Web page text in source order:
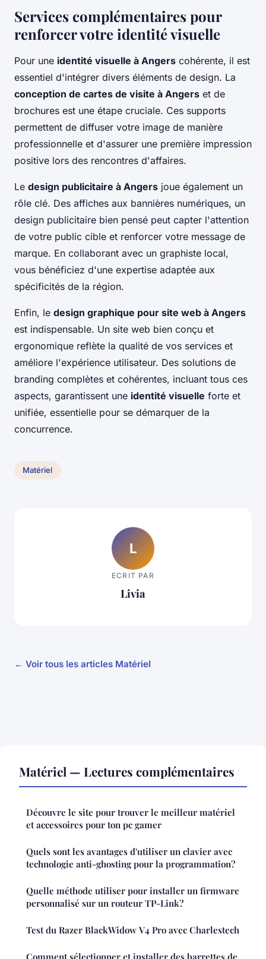
Services complémentaires pour
renforcer votre identité visuelle
Pour une identité visuelle à Angers cohérente, il est
essentiel d'intégrer divers éléments de design. La
conception de cartes de visite à Angers et de
brochures est une étape cruciale. Ces supports
permettent de diffuser votre image de manière
professionnelle et d'assurer une première impression
positive lors des rencontres d'affaires.
Le design publicitaire à Angers joue également un
rôle clé. Des affiches aux bannières numériques, un
design publicitaire bien pensé peut capter l'attention
de votre public cible et renforcer votre message de
marque. En collaborant avec un graphiste local,
vous bénéficiez d'une expertise adaptée aux
spécificités de la région.
Enfin, le design graphique pour site web à Angers
est indispensable. Un site web bien conçu et
ergonomique reflète la qualité de vos services et
améliore l'expérience utilisateur. Des solutions de
branding complètes et cohérentes, incluant tous ces
aspects, garantissent une identité visuelle forte et
unifiée, essentielle pour se démarquer de la
concurrence.
Matériel
L
ECRIT PAR
Livia
← Voir tous les articles Matériel
Matériel — Lectures complémentaires
Découvre le site pour trouver le meilleur matériel
et accessoires pour ton pc gamer
Quels sont les avantages d'utiliser un clavier avec
technologie anti-ghosting pour la programmation?
Quelle méthode utiliser pour installer un firmware
personnalisé sur un routeur TP-Link?
Test du Razer BlackWidow V4 Pro avec Charlestech
Comment sélectionner et installer des barrettes de